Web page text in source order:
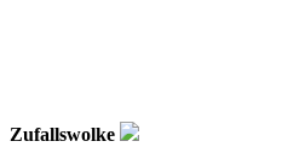
Zufallswolke